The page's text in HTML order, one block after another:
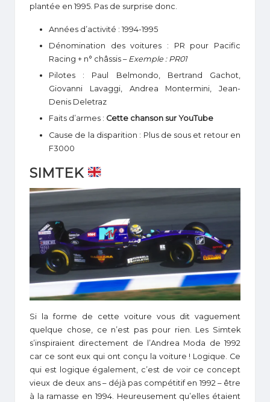
plantée en 1995. Pas de surprise donc.
Années d’activité : 1994-1995
Dénomination des voitures : PR pour Pacific
Racing + n° châssis – Exemple : PR01
Pilotes : Paul Belmondo, Bertrand Gachot,
Giovanni Lavaggi, Andrea Montermini, Jean-
Denis Deletraz
Faits d’armes : Cette chanson sur YouTube
Cause de la disparition : Plus de sous et retour en
F3000
SIMTEK
Si la forme de cette voiture vous dit vaguement
quelque chose, ce n’est pas pour rien. Les Simtek
s’inspiraient directement de l’Andrea Moda de 1992
car ce sont eux qui ont conçu la voiture ! Logique. Ce
qui est logique également, c’est de voir ce concept
vieux de deux ans – déjà pas compétitif en 1992 – être
à la ramasse en 1994. Heureusement qu’elles étaient